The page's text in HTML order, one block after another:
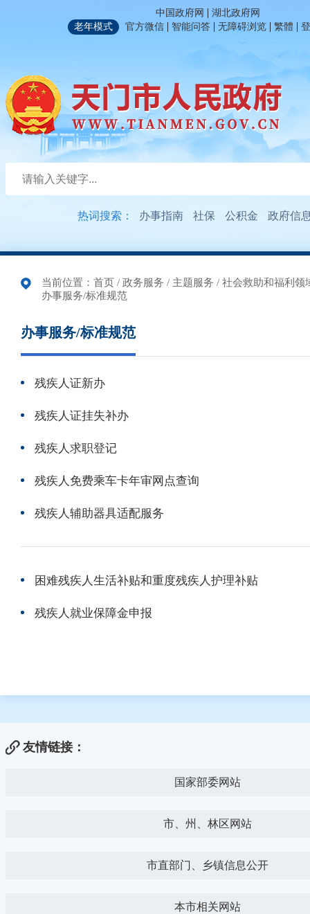
中国政府网 | 湖北政府网
老年模式
官方微信 | 智能问答 | 无障碍浏览 | 繁體 |
热词搜索： 办事指南 社保 公积金 政府信
当前位置： 首页 / 政务服务 / 主题服务 / 社会救助和福利领
办事服务/标准规范
办事服务/标准规范
残疾人证新办
残疾人证挂失补办
残疾人求职登记
残疾人免费乘车卡年审网点查询
残疾人辅助器具适配服务
困难残疾人生活补贴和重度残疾人护理补贴
残疾人就业保障金申报
友情链接：
国家部委网站
市、州、林区网站
市直部门、乡镇信息公开
本市相关网站